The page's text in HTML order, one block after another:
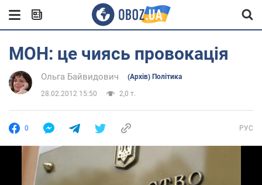
МОН: це чиясь провокація
Ольга Байвидович (Архів) Політика
28.02.2012 15:50 2,0 т.
0 РУС